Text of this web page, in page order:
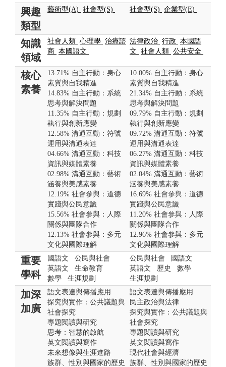
興趣
類型
藝術型(A) 社會型(S) 社會型(S) 企業型(E)
知識
領域
社會人類 心理學 治療諮
商 本國語文
法律政治 行政 本國語
文 社會人類 公共安全
核心
素養
13.71% 自主行動：身心
素質與自我精進
14.83% 自主行動：系統
思考與解決問題
11.35% 自主行動：規劃
執行與創新應變
12.58% 溝通互動：符號
運用與溝通表達
04.66% 溝通互動：科技
資訊與媒體素養
02.98% 溝通互動：藝術
涵養與美感素養
12.19% 社會參與：道德
實踐與公民意識
15.56% 社會參與：人際
關係與團隊合作
12.13% 社會參與：多元
文化與國際理解
10.00% 自主行動：身心
素質與自我精進
21.34% 自主行動：系統
思考與解決問題
09.79% 自主行動：規劃
執行與創新應變
09.72% 溝通互動：符號
運用與溝通表達
06.27% 溝通互動：科技
資訊與媒體素養
02.04% 溝通互動：藝術
涵養與美感素養
16.69% 社會參與：道德
實踐與公民意識
11.20% 社會參與：人際
關係與團隊合作
12.96% 社會參與：多元
文化與國際理解
重要
學科
國語文
公民與社會
英語文
生命教育
數學
生涯規劃
公民與社會
國語文
英語文
歷史
數學
生涯規劃
加深
加廣
語文表達與傳播應用
探究與實作：公共議題與
社會探究
專題閱讀與研究
思考：智慧的啟航
英文閱讀與寫作
未來想像與生涯進路
族群、性別與國家的歷史
語文表達與傳播應用
民主政治與法律
探究與實作：公共議題與
社會探究
專題閱讀與研究
英文閱讀與寫作
現代社會與經濟
族群、性別與國家的歷史